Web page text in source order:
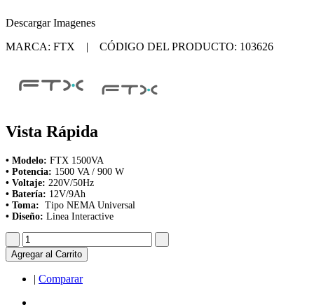
Descargar Imagenes
MARCA: FTX | CÓDIGO DEL PRODUCTO: 103626
Vista Rápida
• Modelo: FTX 1500VA
• Potencia: 1500 VA / 900 W
• Voltaje: 220V/50Hz
• Batería: 12V/9Ah
• Toma: Tipo NEMA Universal
• Diseño: Linea Interactive
Agregar al Carrito
| Comparar